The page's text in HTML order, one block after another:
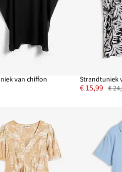
van chiffon Strandtuniek
€ 15,99 €